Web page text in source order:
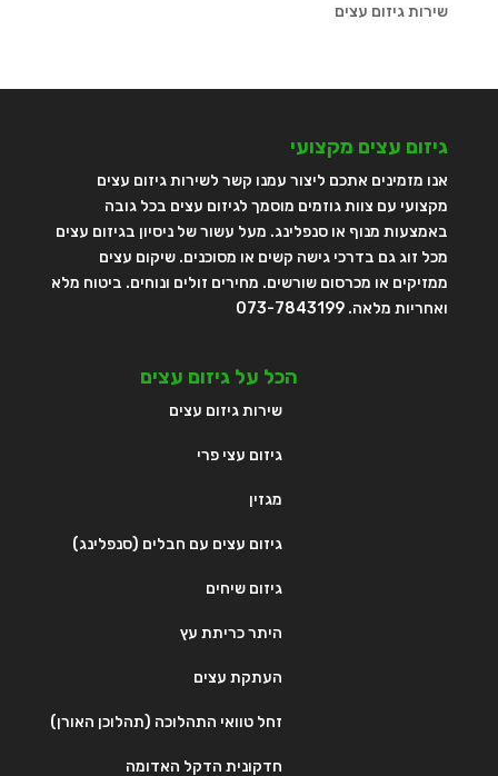
שירות גיזום עצים
גיזום עצים מקצועי
אנו מזמינים אתכם ליצור עמנו קשר לשירות גיזום עצים
מקצועי עם צוות גוזמים מוסמך לגיזום עצים בכל גובה
באמצעות מנוף או סנפלינג. מעל עשור של ניסיון בגיזום עצים
מכל זוג גם בדרכי גישה קשים או מסוכנים. שיקום עצים
ממזיקים או מכרסום שורשים. מחירים זולים ונוחים. ביטוח מלא
ואחריות מלאה. 073-7843199
הכל על גיזום עצים
שירות גיזום עצים
גיזום עצי פרי
מגזין
גיזום עצים עם חבלים (סנפלינג)
גיזום שיחים
היתר כריתת עץ
העתקת עצים
זחל טוואי התהלוכה (תהלוכן האורן)
חדקונית הדקל האדומה